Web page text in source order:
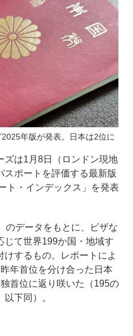
年版が発表。日本は2位に
は1月8日（ロンドン現地
スポートを評価する最新版
ト・インデックス」を発表
データをもとに、ビザな
じて世界199か国・地域す
するもの。レポートによ
年首位を分け合った日本
首位に返り咲いた（195の
下同）。